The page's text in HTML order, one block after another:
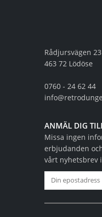
Rådjursvägen 23
463 72 Lödöse
0760 - 24 62 44
ANMÄL DIG
Missa ingen
erbjudanden
vårt nyhetsbrev